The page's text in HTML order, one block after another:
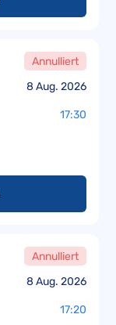
8 Aug. 2026
Annulliert
17:30
8 Aug. 2026
Annulliert
17:20